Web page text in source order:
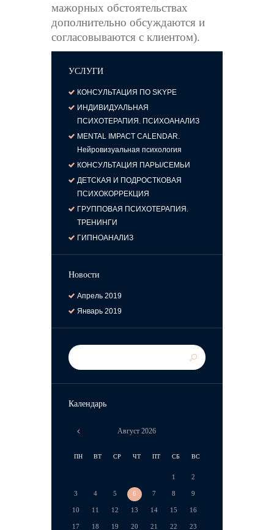
мажорных обстоятельствах
дополнительно обсуждаются и
согласовываются с клиентом).
УСЛУГИ
КОНСУЛЬТАЦИЯ ПО SKYPE
ИНДИВИДУАЛЬНАЯ
ПСИХОТЕРАПИЯ. ПСИХОАНАЛИЗ
MENTAL IMPACT CALENDAR.
Нейровизуальная психология
КОНСУЛЬТАЦИЯ ПАРЫ/СЕМЬИ
ДЕТСКАЯ И ПОДРОСТКОВАЯ
ПСИХОКОРРЕКЦИЯ
ГРУППОВАЯ ПСИХОТЕРАПИЯ.
ТРЕНИНГИ
ГИПНОАНАЛИЗ
Новости
Апрель2019
Январь2019
Календарь
Август2026
ПН ВТ СР ЧТ ПТ СБ ВС
1 2
3 4 5 6 7 8 9
10 11 12 13 14 15 16
17 18 19 20 21 22 23